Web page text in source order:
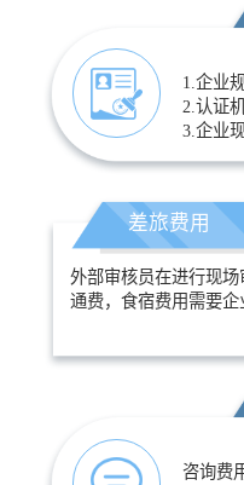
1.企业
2.认证
3.企业
差旅费用
外部审核员在进行现
通费，食宿费用需要企
咨询费